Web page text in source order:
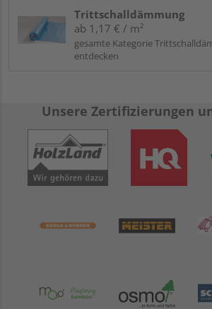
Trittschalldämmung
ab 1,17 € / m²
gesamte Kategorie
entdecken
Unsere Zertifizierungen